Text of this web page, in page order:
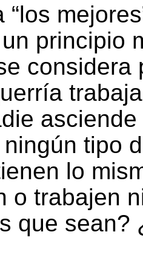
“los
principio
considera
tipo
lo
o trabajen
que sean?